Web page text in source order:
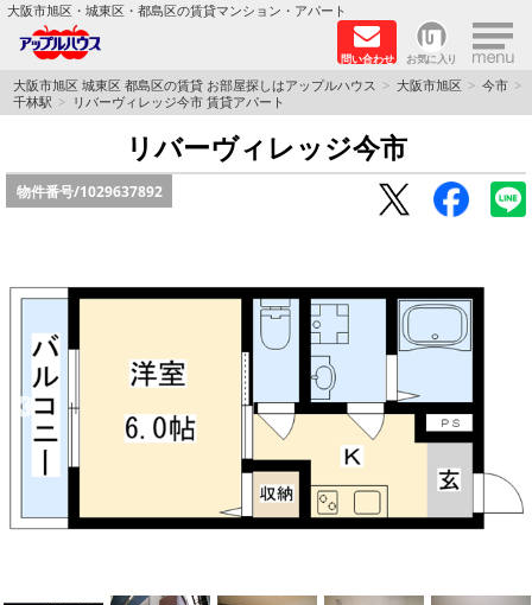
大阪市旭区・城東区・都島区の賃貸マンション・アパート
問い合わせ お気に入り ×
TOPページ
路線·駅から探す
スタッフ
BLOG
RECRUIT
LINE公式アカウント
大阪市旭区 城東区 都島区の賃貸 お部屋探しはアップルハウス 大阪市旭区
今市
千林駅
リバーヴィレッジ今市 賃貸アパート
リバーヴィレッジ今市
物件番号/1029637892